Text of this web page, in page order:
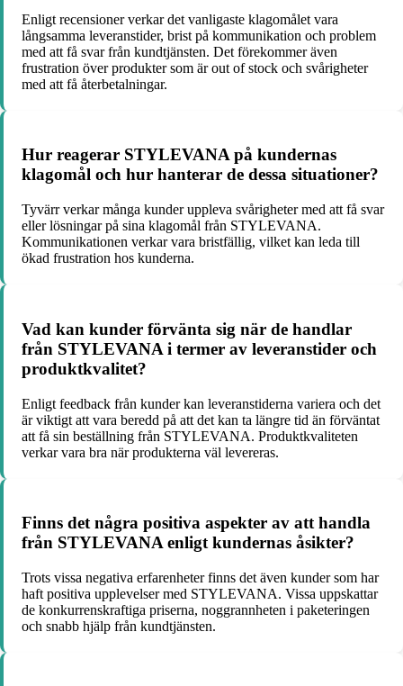
Enligt recensioner verkar det vanligaste klagomålet vara
långsamma leveranstider, brist på kommunikation och problem
med att få svar från kundtjänsten. Det förekommer även
frustration över produkter som är out of stock och svårigheter
med att få återbetalningar.
Hur reagerar STYLEVANA på kundernas
klagomål och hur hanterar de dessa situationer?
Tyvärr verkar många kunder uppleva svårigheter med att få svar
eller lösningar på sina klagomål från STYLEVANA.
Kommunikationen verkar vara bristfällig, vilket kan leda till
ökad frustration hos kunderna.
Vad kan kunder förvänta sig när de handlar
från STYLEVANA i termer av leveranstider och
produktkvalitet?
Enligt feedback från kunder kan leveranstiderna variera och det
är viktigt att vara beredd på att det kan ta längre tid än förväntat
att få sin beställning från STYLEVANA. Produktkvaliteten
verkar vara bra när produkterna väl levereras.
Finns det några positiva aspekter av att handla
från STYLEVANA enligt kundernas åsikter?
Trots vissa negativa erfarenheter finns det även kunder som har
haft positiva upplevelser med STYLEVANA. Vissa uppskattar
de konkurrenskraftiga priserna, noggrannheten i paketeringen
och snabb hjälp från kundtjänsten.